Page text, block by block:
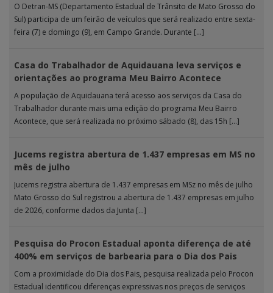
O Detran-MS (Departamento Estadual de Trânsito de Mato Grosso do
Sul) participa de um feirão de veículos que será realizado entre sexta-
feira (7) e domingo (9), em Campo Grande. Durante […]
Casa do Trabalhador de Aquidauana leva serviços e
orientações ao programa Meu Bairro Acontece
A população de Aquidauana terá acesso aos serviços da Casa do
Trabalhador durante mais uma edição do programa Meu Bairro
Acontece, que será realizada no próximo sábado (8), das 15h […]
Jucems registra abertura de 1.437 empresas em MS no
mês de julho
Jucems registra abertura de 1.437 empresas em MSz no mês de julho
Mato Grosso do Sul registrou a abertura de 1.437 empresas em julho
de 2026, conforme dados da Junta […]
Pesquisa do Procon Estadual aponta diferença de até
400% em serviços de barbearia para o Dia dos Pais
Com a proximidade do Dia dos Pais, pesquisa realizada pelo Procon
Estadual identificou diferenças expressivas nos preços de serviços